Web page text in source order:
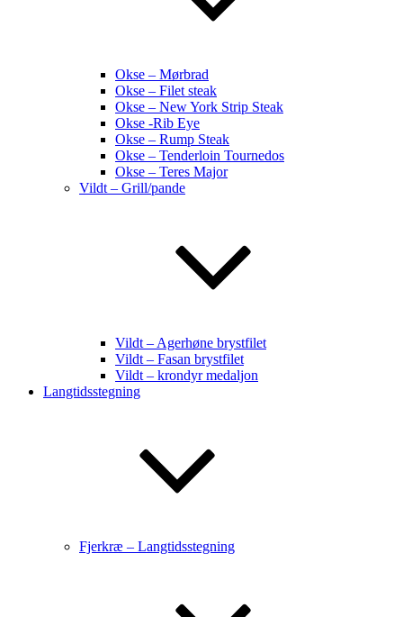
Okse – Mørbrad
Okse – Filet steak
Okse – New York Strip Steak
Okse -Rib Eye
Okse – Rump Steak
Okse – Tenderloin Tournedos
Okse – Teres Major
Vildt – Grill/pande
Vildt – Agerhøne brystfilet
Vildt – Fasan brystfilet
Vildt – krondyr medaljon
Langtidsstegning
Fjerkræ – Langtidsstegning